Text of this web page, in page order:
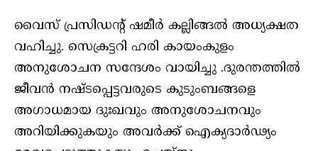
വൈസ് പ്രസിഡന്റ്‌ ഷമീർ കല്ലിങ്ങൽ അധ്യക്ഷത
വഹിച്ചു. സെക്രട്ടറി ഹരി കായംകുളം
അനുശോചന സന്ദേശം വായിച്ചു .ദുരന്തത്തിൽ
ജീവന്‍ നഷ്ടപ്പെട്ടവരുടെ കുടുംബങ്ങളെ
അഗാധമായ ദുഃഖവും അനുശോചനവും
അറിയിക്കുകയും അവർക്ക് ഐക്യദാർഢ്യം